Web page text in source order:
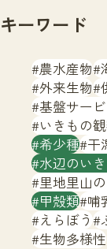
文字サイズ
生物多様
キーワード
農水産物
外来生物
基盤サー
いきもの
希少種 干
水辺のい
里地里山
甲殻類 哺
えらぼう
生物多様性